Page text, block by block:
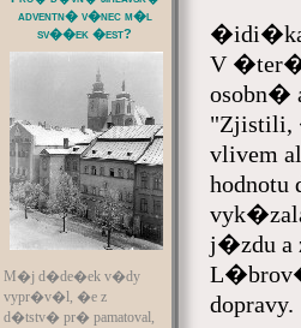
adventn� v�nec m�l
sv��ek �est?
M�j d�de�ek v�dy
vypr�v�l, �e z
d�tstv� pr� pamatoval,
�idi�ka
V
"Zjistili,
vlivem
j�zdu
dopravy.